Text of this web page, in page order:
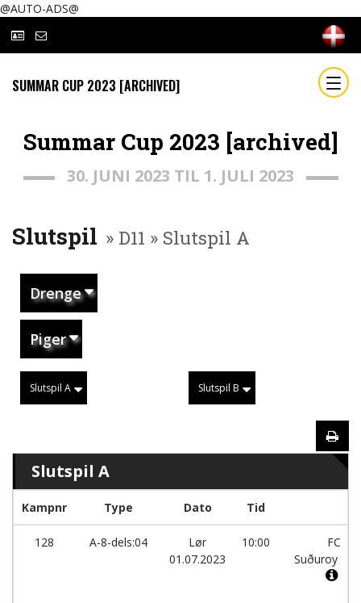
@AUTO-ADS@
SUMMAR CUP 2023 [ARCHIVED]
Summar Cup 2023 [archived]
30. JUNI 2023 TIL 1. JULI 2023
Slutspil » D11 » Slutspil A
Drenge
Piger
Slutspil A Slutspil B
Slutspil A
Kampnr Type Dato Tid
128 A-8-dels:04
Lør
01.07.2023
10:00
FC
Suðuroy